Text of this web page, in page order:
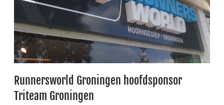
Runnersworld Groningen hoofdsponsor
Triteam Groningen